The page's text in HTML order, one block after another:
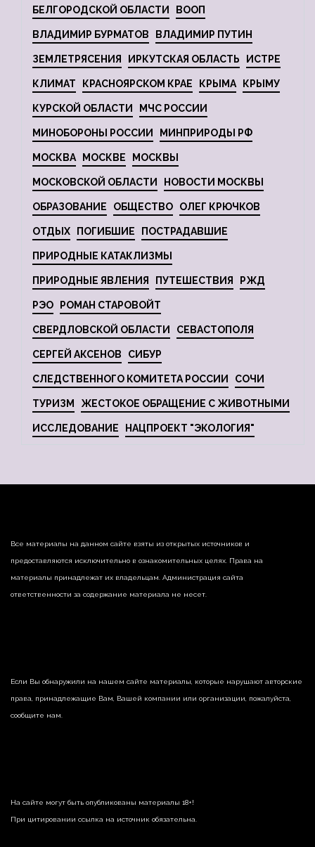
БЕЛГОРОДСКОЙ ОБЛАСТИ ВООП
ВЛАДИМИР БУРМАТОВ ВЛАДИМИР ПУТИН
ЗЕМЛЕТРЯСЕНИЯ ИРКУТСКАЯ ОБЛАСТЬ ИСТРЕ
КЛИМАТ КРАСНОЯРСКОМ КРАЕ КРЫМА КРЫМУ
КУРСКОЙ ОБЛАСТИ МЧС РОССИИ
МИНОБОРОНЫ РОССИИ МИНПРИРОДЫ РФ
МОСКВА МОСКВЕ МОСКВЫ
МОСКОВСКОЙ ОБЛАСТИ НОВОСТИ МОСКВЫ
ОБРАЗОВАНИЕ ОБЩЕСТВО ОЛЕГ КРЮЧКОВ
ОТДЫХ ПОГИБШИЕ ПОСТРАДАВШИЕ
ПРИРОДНЫЕ КАТАКЛИЗМЫ
ПРИРОДНЫЕ ЯВЛЕНИЯ ПУТЕШЕСТВИЯ РЖД
РЭО РОМАН СТАРОВОЙТ
СВЕРДЛОВСКОЙ ОБЛАСТИ СЕВАСТОПОЛЯ
СЕРГЕЙ АКСЕНОВ СИБУР
СЛЕДСТВЕННОГО КОМИТЕТА РОССИИ СОЧИ
ТУРИЗМ ЖЕСТОКОЕ ОБРАЩЕНИЕ С ЖИВОТНЫМИ
ИССЛЕДОВАНИЕ НАЦПРОЕКТ "ЭКОЛОГИЯ"
Все материалы на данном сайте взяты из открытых источников и
предоставляются исключительно в ознакомительных целях. Права на
материалы принадлежат их владельцам. Администрация сайта
ответственности за содержание материала не несет.
Если Вы обнаружили на нашем сайте материалы, которые нарушают авторские
права, принадлежащие Вам, Вашей компании или организации, пожалуйста,
сообщите нам.
На сайте могут быть опубликованы материалы 18+!
При цитировании ссылка на источник обязательна.